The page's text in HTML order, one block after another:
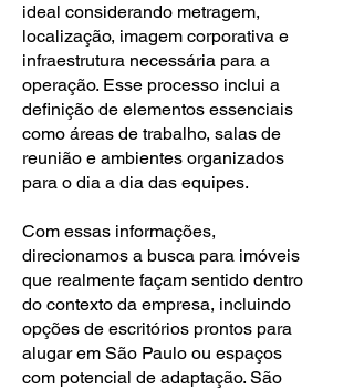
ideal considerando metragem,
localização, imagem corporativa e
infraestrutura necessária para a
operação. Esse processo inclui a
definição de elementos essenciais
como áreas de trabalho, salas de
reunião e ambientes organizados
para o dia a dia das equipes.
Com essas informações,
direcionamos a busca para imóveis
que realmente façam sentido dentro
do contexto da empresa, incluindo
opções de escritórios prontos para
alugar em São Paulo ou espaços
com potencial de adaptação. São